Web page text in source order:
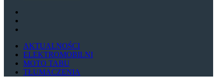
AKTUALNOŚCI
ELEKTROMOBILNI
MOTO TABU
TŁUMACZENIA